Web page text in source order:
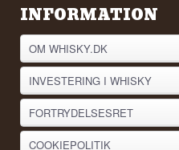
INFORMATION
OM WHISKY.DK
INVESTERING I WHISKY
FORTRYDELSESRET
COOKIEPOLITIK